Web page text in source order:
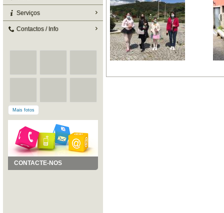
Serviços
Contactos / Info
Mais fotos
CONTACTE-NOS